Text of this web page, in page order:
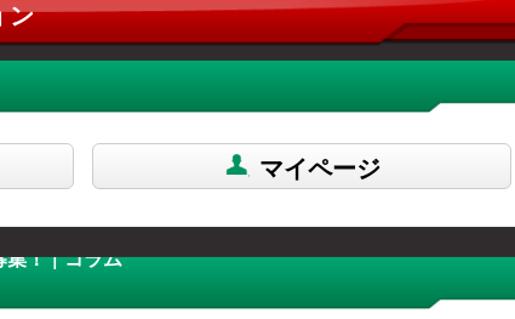
ン
マイページ
集！ | コラム